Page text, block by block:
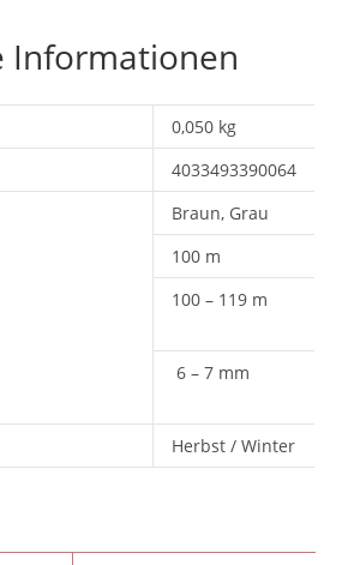
Informationen
0,050 kg
4033493390064
Braun, Grau
100 m
100 – 119 m
6 – 7 mm
Herbst / Winter